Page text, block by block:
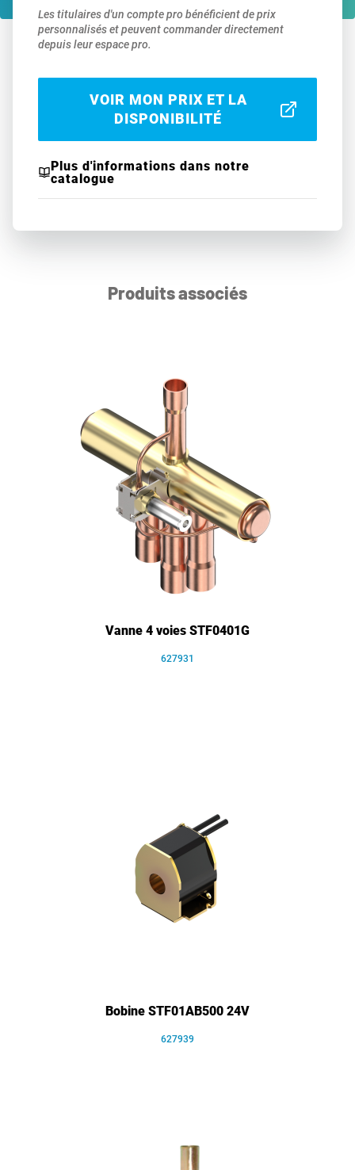
Les titulaires d'un compte pro bénéficient de prix
personnalisés et peuvent commander directement
depuis leur espace pro.
VOIR MON PRIX ET LA
DISPONIBILITÉ
Plus d'informations dans notre
catalogue
Produits associés
Vanne 4 voies STF0401G
627931
Bobine STF01AB500 24V
627939